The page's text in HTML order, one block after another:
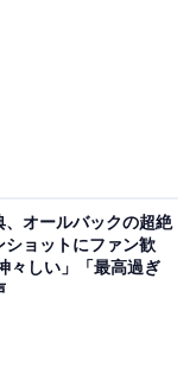
、オールバックの超絶
ショットにファン歓
々しい」「最高過ぎ